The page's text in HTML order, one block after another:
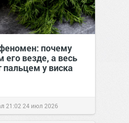
почему
везде, а весь
пальцем у виска
21:02 24 июл 2026